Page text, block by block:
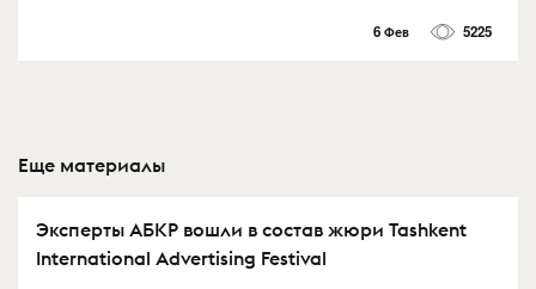
6 Фев 5225
Еще материалы
Эксперты АБКР вошли в состав жюри Tashkent
International Advertising Festival